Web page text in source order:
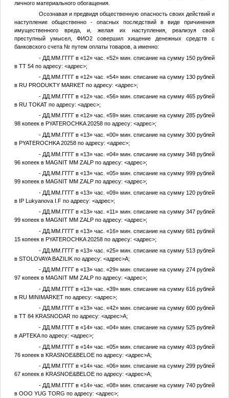
личного материального обогащения.
Осознавая и предвидя общественную опасность своих действий и
наступление общественно - опасных последствий в виде причинения
имущественного вреда, и, желая их наступления, реализуя свой
преступный умысел, ФИО2 совершил хищение денежных средств с
банковского счета №путем оплаты товаров, а именно:
- ДД.ММ.ГГГГ в «12» час. «52» мин. списание на сумму 150 рублей
в TT 54 по адресу: <адрес>;
- ДД.ММ.ГГГГ в «12» час. «54» мин. списание на сумму 130 рублей
в RU PRODUKTY MARKET по адресу: <адрес>;
- ДД.ММ.ГГГГ в «12» час. «56» мин. списание на сумму 465 рублей
в RU TOKAT по адресу: <адрес>;
- ДД.ММ.ГГГГ в «12» час. «59» мин. списание на сумму 285 рублей
98 копеек в PYATEROCHKA 20258 по адресу: <адрес>;
- ДД.ММ.ГГГГ в «13» час. «00» мин. списание на сумму 300 рублей
в PYATEROCHKA 20258 по адресу: <адрес>;
- ДД.ММ.ГГГГ в «13» час. «04» мин. списание на сумму 348 рублей
96 копеек в MAGNIT MM ZALP по адресу: <адрес>;
- ДД.ММ.ГГГГ в «13» час. «05» мин. списание на сумму 999 рублей
99 копеек в MAGNIT MM ZALP по адресу: <адрес>;
- ДД.ММ.ГГГГ в «13» час. «09» мин. списание на сумму 120 рублей
в IP Lukyanova I.F по адресу: <адрес>;
-ДД.ММ.ГГГГ в «13» час. «11» мин. списание на сумму 347 рублей
99 копеек в MAGNIT MM ZALP по адресу: <адрес>;
- ДД.ММ.ГГГГ в «13» час. «16» мин. списание на сумму 681 рублей
15 копеек в PYATEROCHKA 20258 по адресу: <адрес>;
- ДД.ММ.ГГГГ в «13» час. «25» мин. списание на сумму 513 рублей
в STOLOVAYA BAZILIK по адресу: <адрес>А;
- ДД.ММ.ГГГГ в «13» час. «29» мин. списание на сумму 274 рублей
97 копеек в MAGNIT MM ZALP по адресу: <адрес>;
- ДД.ММ.ГГГГ в «13» час. «39» мин. списание на сумму 616 рублей
в RU MINIMARKET по адресу: <адрес>;
- ДД.ММ.ГГГГ в «13» час. «42» мин. списание на сумму 600 рублей
в TT 84 KRASNODAR по адресу: <адрес>А;
- ДД.ММ.ГГГГ в «14» час. «04» мин. списание на сумму 525 рублей
в APTEKA по адресу: <адрес>;
- ДД.ММ.ГГГГ в «14» час. «05» мин. списание на сумму 403 рублей
76 копеек в KRASNOE&BELOE по адресу: <адрес>А;
- ДД.ММ.ГГГГ в «14» час. «06» мин. списание на сумму 299 рублей
67 копеек в KRASNOE&BELOE по адресу: <адрес>А;
- ДД.ММ.ГГГГ в «14» час. «08» мин. списание на сумму 740 рублей
в OOO YUG TORG по адресу: <адрес>;